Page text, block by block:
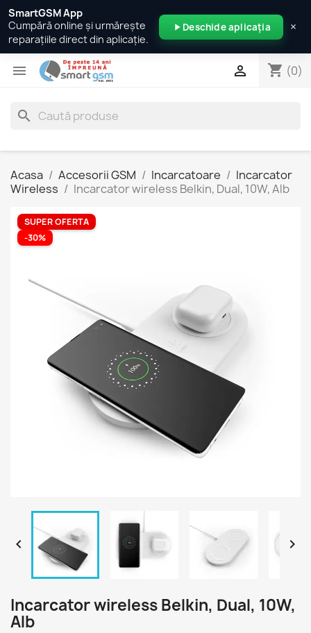
 shopping_cart (0)

search
Acasa Accesorii GSM Incarcatoare
Incarcator
Wireless
Incarcator wireless Belkin, Dual, 10W, Alb
SUPER OFERTA
-30%
 
Incarcator wireless Belkin, Dual, 10W,
Alb
SmartGSM App
Cumpără online și urmărește
reparațiile direct din aplicație.
Deschide aplicația ×